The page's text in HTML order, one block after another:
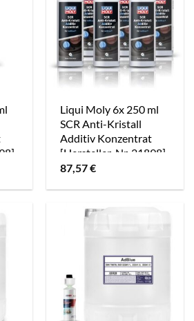
Liqui Moly 6x 250 ml
SCR Anti-Kristall
Additiv Konzentrat
[Hersteller-Nr. 21898]
87,57€